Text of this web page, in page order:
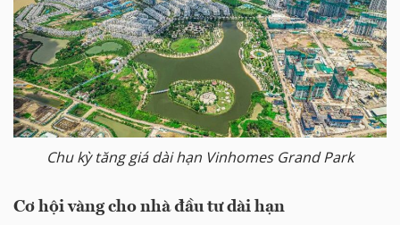
Chu kỳ tăng giá dài hạn Vinhomes Grand Park
Cơ hội vàng cho nhà đầu tư dài hạn